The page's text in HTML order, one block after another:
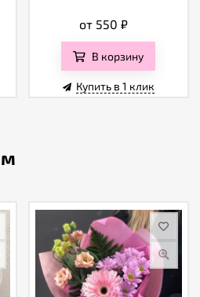
от 550₽
В корзину
Купить в 1 клик